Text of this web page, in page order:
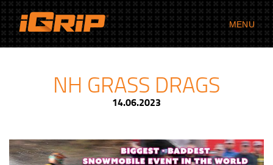
MENU
NH GRASS DRAGS
14.06.2023